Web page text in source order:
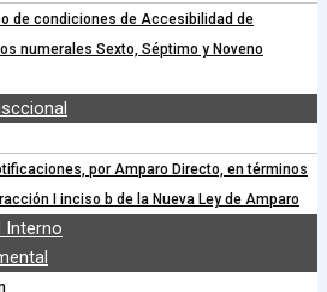
de condiciones de Accesibilidad de
numerales Sexto, Séptimo y Noveno
por Amparo Directo, en términos
I inciso b de la Nueva Ley de Amparo
Interno